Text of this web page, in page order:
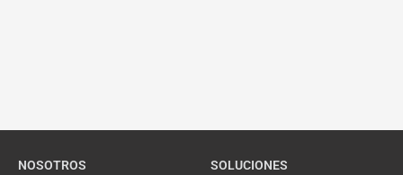
NOSOTROS SOLUCIONES